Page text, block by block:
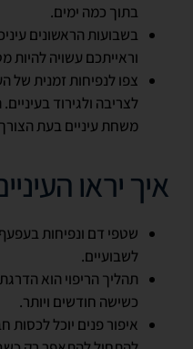
בתוך כמה ימים.
בשבועות הראשונים
וראייתכם עשויה להיות
צפו לנפיחות זמנית של
לצריבה ולגירוד
משחת עיניים בעת
איך יראו
שטפי דם ונפיחות
לשבועיים.
תהליך הריפוי הוא
כשישה חודשים ויותר.
איפור פנים יוכל